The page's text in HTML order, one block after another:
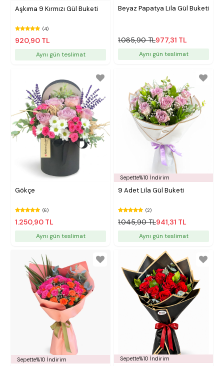
Aşkıma 9 Kırmızı Gül Buketi
(4)
920,90 TL
Aynı gün teslimat
Beyaz Papatya Lila Gül Buketi
1.085,90 TL977,31 TL
Aynı gün teslimat
Gökçe
(6)
1.250,90 TL
Aynı gün teslimat
Sepette%10 İndirim
9 Adet Lila Gül Buketi
(2)
1.045,90 TL941,31 TL
Aynı gün teslimat
Sepette%10 İndirim Sepette%10 İndirim